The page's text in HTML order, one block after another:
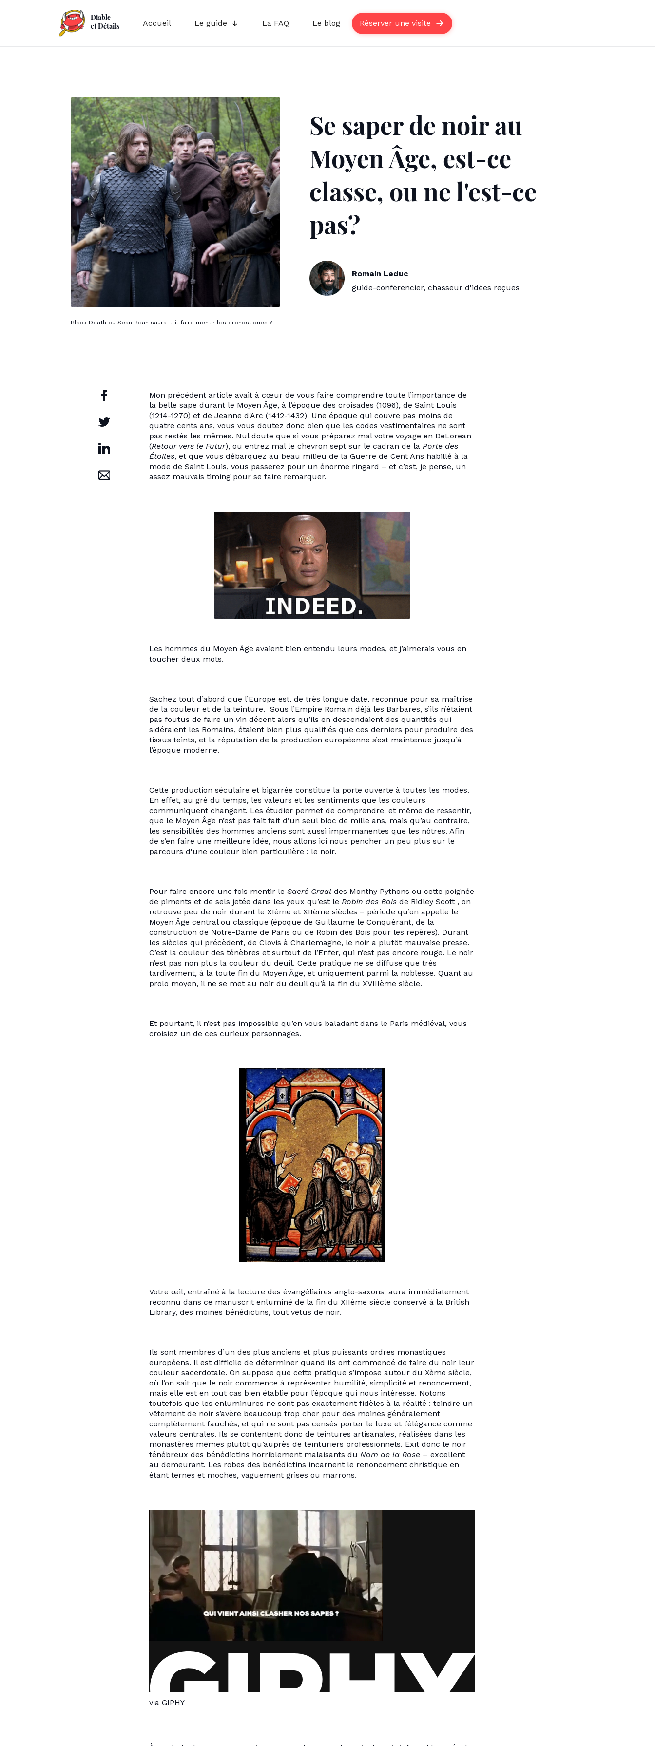
Diable
et Détails
Accueil Le guide La FAQ Le blog Réserver une visite
Black Death ou Sean Bean saura-t-il faire mentir les pronostiques ?
Se saper de noir au
Moyen Âge, est-ce
classe, ou ne l'est-ce
pas?
Romain Leduc
guide-conférencier, chasseur d'idées reçues
Mon précédent article avait à cœur de vous faire comprendre toute l’importance de
la belle sape durant le Moyen Âge, à l’époque des croisades (1096), de Saint Louis
(1214-1270) et de Jeanne d’Arc (1412-1432). Une époque qui couvre pas moins de
quatre cents ans, vous vous doutez donc bien que les codes vestimentaires ne sont
pas restés les mêmes. Nul doute que si vous préparez mal votre voyage en DeLorean
(Retour vers le Futur), ou entrez mal le chevron sept sur le cadran de la Porte des
Étoiles, et que vous débarquez au beau milieu de la Guerre de Cent Ans habillé à la
mode de Saint Louis, vous passerez pour un énorme ringard – et c’est, je pense, un
assez mauvais timing pour se faire remarquer.
Les hommes du Moyen Âge avaient bien entendu leurs modes, et j’aimerais vous en
toucher deux mots.
Sachez tout d’abord que l’Europe est, de très longue date, reconnue pour sa maîtrise
de la couleur et de la teinture. Sous l’Empire Romain déjà les Barbares, s’ils n’étaient
pas foutus de faire un vin décent alors qu’ils en descendaient des quantités qui
sidéraient les Romains, étaient bien plus qualifiés que ces derniers pour produire des
tissus teints, et la réputation de la production européenne s’est maintenue jusqu’à
l’époque moderne.
Cette production séculaire et bigarrée constitue la porte ouverte à toutes les modes.
En effet, au gré du temps, les valeurs et les sentiments que les couleurs
communiquent changent. Les étudier permet de comprendre, et même de ressentir,
que le Moyen Âge n’est pas fait fait d’un seul bloc de mille ans, mais qu’au contraire,
les sensibilités des hommes anciens sont aussi impermanentes que les nôtres. Afin
de s’en faire une meilleure idée, nous allons ici nous pencher un peu plus sur le
parcours d'une couleur bien particulière : le noir.
Pour faire encore une fois mentir le Sacré Graal des Monthy Pythons ou cette poignée
de piments et de sels jetée dans les yeux qu’est le Robin des Bois de Ridley Scott , on
retrouve peu de noir durant le XIème et XIIème siècles – période qu’on appelle le
Moyen Âge central ou classique (époque de Guillaume le Conquérant, de la
construction de Notre-Dame de Paris ou de Robin des Bois pour les repères). Durant
les siècles qui précèdent, de Clovis à Charlemagne, le noir a plutôt mauvaise presse.
C’est la couleur des ténèbres et surtout de l’Enfer, qui n’est pas encore rouge. Le noir
n’est pas non plus la couleur du deuil. Cette pratique ne se diffuse que très
tardivement, à la toute fin du Moyen Âge, et uniquement parmi la noblesse. Quant au
prolo moyen, il ne se met au noir du deuil qu’à la fin du XVIIIème siècle.
Et pourtant, il n’est pas impossible qu’en vous baladant dans le Paris médiéval, vous
croisiez un de ces curieux personnages.
Votre œil, entraîné à la lecture des évangéliaires anglo-saxons, aura immédiatement
reconnu dans ce manuscrit enluminé de la fin du XIIème siècle conservé à la British
Library, des moines bénédictins, tout vêtus de noir.
Ils sont membres d’un des plus anciens et plus puissants ordres monastiques
européens. Il est difficile de déterminer quand ils ont commencé de faire du noir leur
couleur sacerdotale. On suppose que cette pratique s’impose autour du Xème siècle,
où l’on sait que le noir commence à représenter humilité, simplicité et renoncement,
mais elle est en tout cas bien établie pour l’époque qui nous intéresse. Notons
toutefois que les enluminures ne sont pas exactement fidèles à la réalité : teindre un
vêtement de noir s’avère beaucoup trop cher pour des moines généralement
complètement fauchés, et qui ne sont pas censés porter le luxe et l’élégance comme
valeurs centrales. Ils se contentent donc de teintures artisanales, réalisées dans les
monastères mêmes plutôt qu’auprès de teinturiers professionnels. Exit donc le noir
ténébreux des bénédictins horriblement malaisants du Nom de la Rose – excellent
au demeurant. Les robes des bénédictins incarnent le renoncement christique en
étant ternes et moches, vaguement grises ou marrons.
via GIPHY